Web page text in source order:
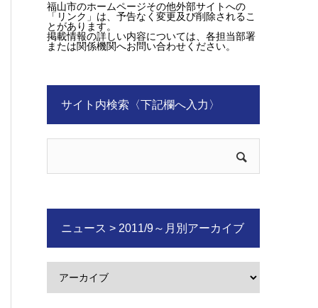
福山市のホームページその他外部サイトへの
「リンク」は、予告なく変更及び削除されるこ
とがあります。
掲載情報の詳しい内容については、各担当部署
または関係機関へお問い合わせください。
サイト内検索〈下記欄へ入力〉
ニュース > 2011/9～月別アーカイブ